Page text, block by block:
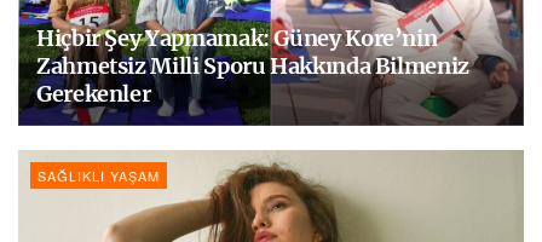
Hiçbir Şey Yapmamak: Güney Kore’nin
Zahmetsiz Milli Sporu Hakkında Bilmeniz
Gerekenler
SAĞLIKLI YAŞAM